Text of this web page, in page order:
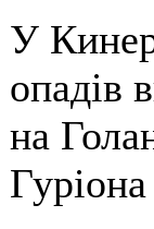
У
опадів
на